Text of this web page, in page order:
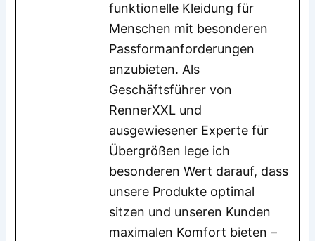
funktionelle Kleidung für
Menschen mit besonderen
Passformanforderungen
anzubieten. Als
Geschäftsführer von
RennerXXL und
ausgewiesener Experte für
Übergrößen lege ich
besonderen Wert darauf, dass
unsere Produkte optimal
sitzen und unseren Kunden
maximalen Komfort bieten –